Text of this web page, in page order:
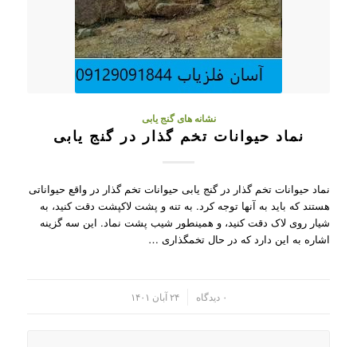
نشانه های گنج یابی
نماد حیوانات تخم گذار در گنج یابی
نماد حیوانات تخم گذار در گنج یابی حیوانات تخم گذار در واقع حیواناتی
هستند که باید به آنها توجه کرد. به تنه و پشت لاکپشت دقت کنید، به
شیار روی لاک دقت کنید، و همینطور شیب پشت نماد. این سه گزینه
اشاره به این دارد که در حال تخمگذاری …
۰ دیدگاه ۲۴ آبان ۱۴۰۱